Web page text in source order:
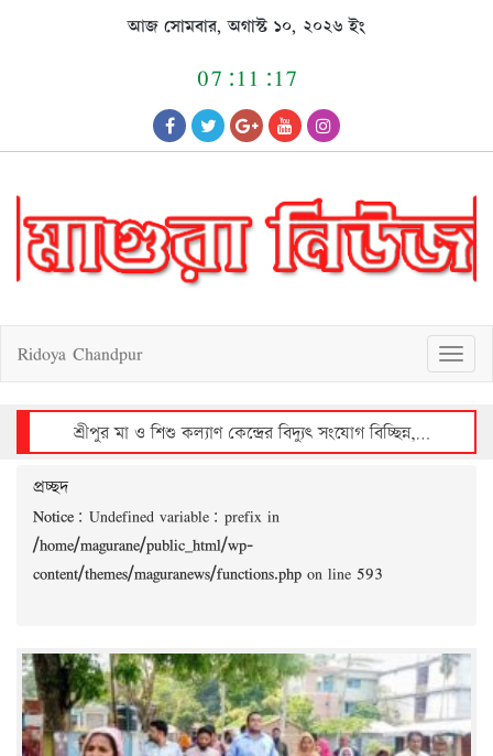
আজ সোমবার, অগাস্ট ১০, ২০২৬ ইং
07:11:17
T
o
g
g
l
a
t
Ridoya Chandpur
শ্রীপুর মা ও শিশু কল্যাণ কেন্দ্রের বিদ্যুৎ সংযোগ বিচ্ছিন্ন, রোগীদের দুর্ভোগ
প্রচ্ছদ
Notice : Undefined variable: prefix in
/home/magurane/public_html/wp-
content/themes/maguranews/functions.php on line 593